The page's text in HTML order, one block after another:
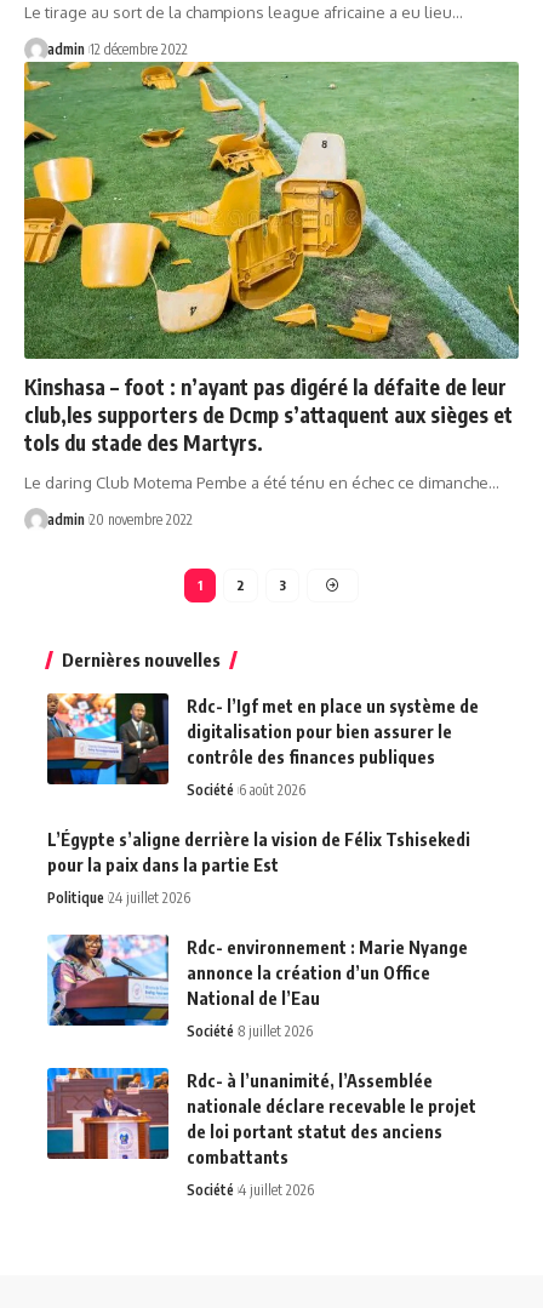
Le tirage au sort de la champions league africaine a eu lieu…
admin 12 décembre 2022
Kinshasa – foot : n’ayant pas digéré la défaite de leur
club,les supporters de Dcmp s’attaquent aux sièges et
tols du stade des Martyrs.
Le daring Club Motema Pembe a été ténu en échec ce dimanche…
admin 20 novembre 2022
1 2 3
Dernières nouvelles
Rdc- l’Igf met en place un système de
digitalisation pour bien assurer le
contrôle des finances publiques
Société 6 août 2026
L’Égypte s’aligne derrière la vision de Félix Tshisekedi
pour la paix dans la partie Est
Politique 24 juillet 2026
Rdc- environnement : Marie Nyange
annonce la création d’un Office
National de l’Eau
Société 8 juillet 2026
Rdc- à l’unanimité, l’Assemblée
nationale déclare recevable le projet
de loi portant statut des anciens
combattants
Société 4 juillet 2026